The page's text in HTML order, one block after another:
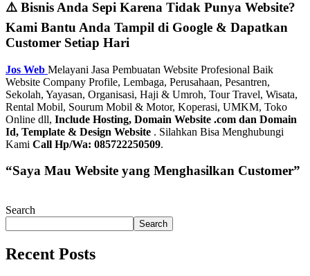
⚠️ Bisnis Anda Sepi Karena Tidak Punya Website?
Kami Bantu Anda Tampil di Google & Dapatkan
Customer Setiap Hari
Jos Web Melayani Jasa Pembuatan Website Profesional Baik
Website Company Profile, Lembaga, Perusahaan, Pesantren,
Sekolah, Yayasan, Organisasi, Haji & Umroh, Tour Travel, Wisata,
Rental Mobil, Sourum Mobil & Motor, Koperasi, UMKM, Toko
Online dll, Include Hosting, Domain Website .com dan Domain
Id, Template & Design Website . Silahkan Bisa Menghubungi
Kami Call Hp/Wa: 085722250509.
“Saya Mau Website yang Menghasilkan Customer”
Search
Search
Recent Posts